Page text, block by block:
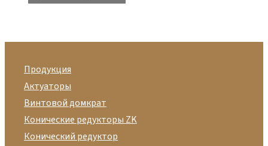
Продукция
Актуаторы
Винтовой домкрат
Конические редукторы ZK
Конический редуктор